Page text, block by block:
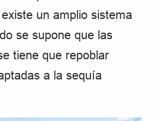
un amplio sistema
se supone que las
tiene que repoblar
a la sequía